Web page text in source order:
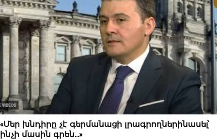
07 ՕԳՈՍՏՈՍԻ, 2026
«Մեր խնդիրը չէ գերմանացի լրագրողներինասել՝
ինչի մասին գրեն…»